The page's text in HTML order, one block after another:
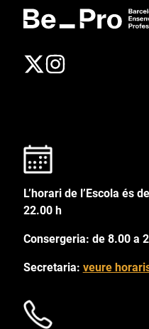
L’horari de l’Escola és
22.00 h
Consergeria: de 8.00 a
Secretaria: veure